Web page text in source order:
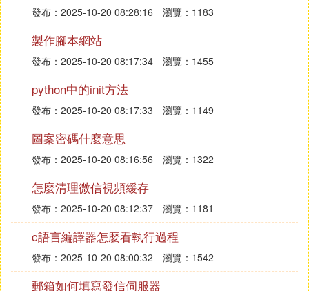
mp_flashlight 1...............開啟/關閉可否使用手電筒。
1是開啟，0是關閉
mp_footsteps 1................開啟/關閉腳步聲。1是開
啟，0是關閉
mp_forcechasecam 0............死掉的人：0自由模
式、1隻能跟著自己隊友走動、2屍體視線留在原地
mp_forcerespawn 0.............死後立即重新出發
mp_freezetime x...............每一場開始前的購物靜止
秒數
mp_friendly_genrade_damage 0..............設定同隊
的是否可以手榴彈丟傷隊友
發布：2025-10-20 08:28:16 瀏覽：1183
製作腳本網站
發布：2025-10-20 08:17:34 瀏覽：1455
python中的init方法
發布：2025-10-20 08:17:33 瀏覽：1149
圖案密碼什麼意思
發布：2025-10-20 08:16:56 瀏覽：1322
怎麼清理微信視頻緩存
發布：2025-10-20 08:12:37 瀏覽：1181
c語言編譯器怎麼看執行過程
發布：2025-10-20 08:00:32 瀏覽：1542
郵箱如何填寫發信伺服器